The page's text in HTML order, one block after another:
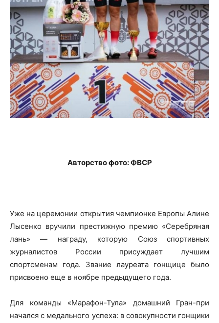
Авторство фото: ФВСР
Уже на церемонии открытия чемпионке Европы Алине
Лысенко вручили престижную премию «Серебряная
лань» — награду, которую Союз спортивных
журналистов России присуждает лучшим
спортсменам года. Звание лауреата гонщице было
присвоено еще в ноябре предыдущего года.
Для команды «Марафон-Тула» домашний Гран-при
начался с медального успеха: в совокупности гонщики